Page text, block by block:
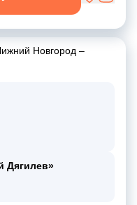
Новгород –
Дягилев»